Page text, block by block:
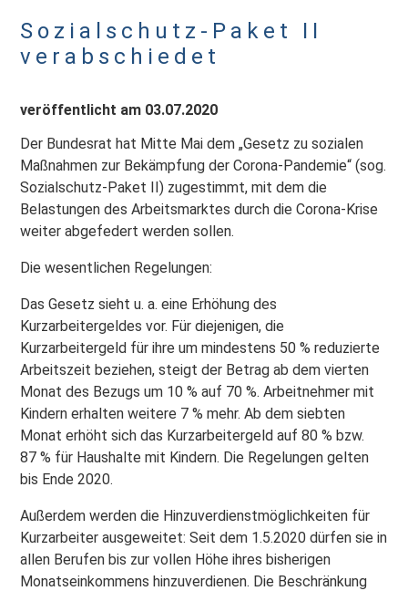
Sozialschutz-Paket II
verabschiedet
veröffentlicht am 03.07.2020
Der Bundesrat hat Mitte Mai dem „Gesetz zu sozialen
Maßnahmen zur Bekämpfung der Corona-Pandemie“ (sog.
Sozialschutz-Paket II) zugestimmt, mit dem die
Belastungen des Arbeitsmarktes durch die Corona-Krise
weiter abgefedert werden sollen.
Die wesentlichen Regelungen:
Das Gesetz sieht u. a. eine Erhöhung des
Kurzarbeitergeldes vor. Für diejenigen, die
Kurzarbeitergeld für ihre um mindestens 50 % reduzierte
Arbeitszeit beziehen, steigt der Betrag ab dem vierten
Monat des Bezugs um 10 % auf 70 %. Arbeitnehmer mit
Kindern erhalten weitere 7 % mehr. Ab dem siebten
Monat erhöht sich das Kurzarbeitergeld auf 80 % bzw.
87 % für Haushalte mit Kindern. Die Regelungen gelten
bis Ende 2020.
Außerdem werden die Hinzuverdienstmöglichkeiten für
Kurzarbeiter ausgeweitet: Seit dem 1.5.2020 dürfen sie in
allen Berufen bis zur vollen Höhe ihres bisherigen
Monatseinkommens hinzuverdienen. Die Beschränkung